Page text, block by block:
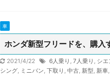
車
ホンダ新型フリードを、購入
2021/4/22 6人乗り 7人乗り シエ
シング ミニバン 下取り 中古 新型 新車